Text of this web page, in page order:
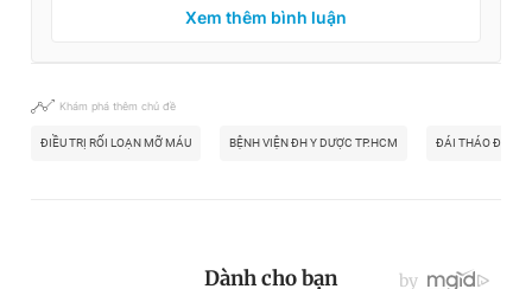
Xem thêm bình luận
Khám phá thêm chủ đề
ĐIỀU TRỊ RỐI LOẠN MỠ MÁU BỆNH VIỆN ĐH Y DƯỢC TP.HCM ĐÁI THÁO